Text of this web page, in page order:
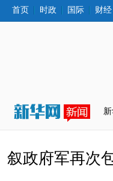
首页 时政 国际 财经
叙政府军再次